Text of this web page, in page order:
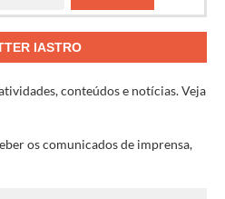
IASTRO
conteúdos e notícias. Veja
os comunicados de imprensa,